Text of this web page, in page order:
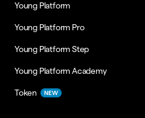
Young Platform
Young Platform Pro
Young Platform Step
Young Platform Academy
Token NEW